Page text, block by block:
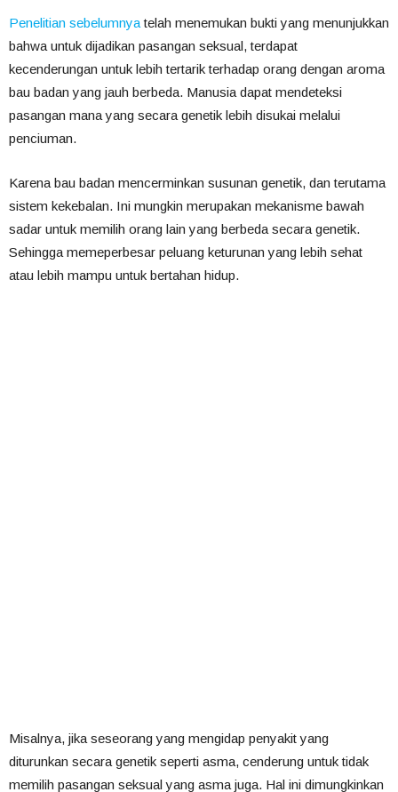
Penelitian sebelumnyatelah menemukan bukti yang menunjukkan
bahwa untuk dijadikan pasangan seksual, terdapat
kecenderungan untuk lebih tertarik terhadap orang dengan aroma
bau badan yang jauh berbeda. Manusia dapat mendeteksi
pasangan mana yang secara genetik lebih disukai melalui
penciuman.
Karena bau badan mencerminkan susunan genetik, dan terutama
sistem kekebalan. Ini mungkin merupakan mekanisme bawah
sadar untuk memilih orang lain yang berbeda secara genetik.
Sehingga memeperbesar peluang keturunan yang lebih sehat
atau lebih mampu untuk bertahan hidup.
Misalnya, jika seseorang yang mengidap penyakit yang
diturunkan secara genetik seperti asma, cenderung untuk tidak
memilih pasangan seksual yang asma juga. Hal ini dimungkinkan